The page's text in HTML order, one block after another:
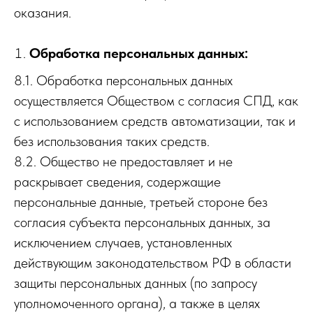
оказания.
Обработка персональных данных:
8.1. Обработка персональных данных
осуществляется Обществом с согласия СПД, как
с использованием средств автоматизации, так и
без использования таких средств.
8.2. Общество не предоставляет и не
раскрывает сведения, содержащие
персональные данные, третьей стороне без
согласия субъекта персональных данных, за
исключением случаев, установленных
действующим законодательством РФ в области
защиты персональных данных (по запросу
уполномоченного органа), а также в целях